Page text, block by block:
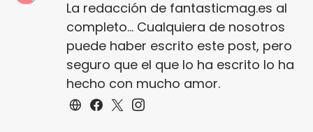
La redacción de fantasticmag.es al
completo... Cualquiera de nosotros
puede haber escrito este post, pero
seguro que el que lo ha escrito lo ha
hecho con mucho amor.